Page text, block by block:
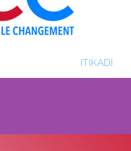
ITIKADI